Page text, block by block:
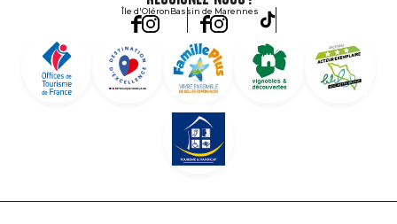
Île d'OléronBassin de Marennes